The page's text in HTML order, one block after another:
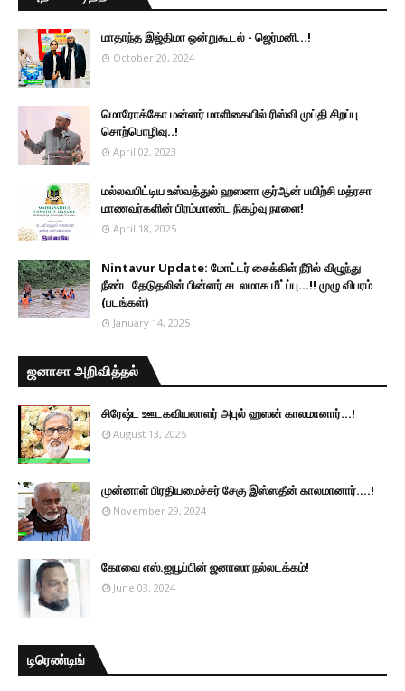
மாதாந்த இஜ்திமா ஒன்றுகூடல் - ஜெர்மனி…!
October 20, 2024
மொரோக்கோ மன்னர் மாளிகையில் ரிஸ்வி முப்தி சிறப்பு
சொற்பொழிவு..!
April 02, 2023
மல்லவபிட்டிய உஸ்வத்துல் ஹஸனா குர்ஆன் பயிற்சி மத்ரசா
மாணவர்களின் பிரம்மாண்ட நிகழ்வு நாளை!
April 18, 2025
Nintavur Update: மோட்டர் சைக்கிள் நீரில் விழுந்து
நீண்ட தேடுதலின் பின்னர் சடலமாக மீட்ப்பு…!! முழு விபரம்
(படங்கள்)
January 14, 2025
ஜனாசா அறிவித்தல்
சிரேஷ்ட ஊடகவியலாளர் அபுல் ஹஸன் காலமானார்...!
August 13, 2025
முன்னாள் பிரதியமைச்சர் சேகு இஸ்ஸதீன் காலமானார்….!
November 29, 2024
கோவை எஸ்.ஐயூப்பின் ஜனாஸா நல்லடக்கம்!
June 03, 2024
டிரெண்டிங்